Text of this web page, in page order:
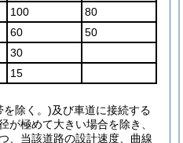
100
80
60
50
30
15
を除く。)及び車道に接続する
が極めて大きい場合を除き、
、当該道路の設計速度、曲線